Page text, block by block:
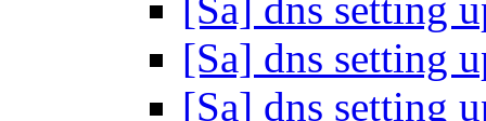
[Sa] dns setting
[Sa] dns setting
[Sa] dns setting